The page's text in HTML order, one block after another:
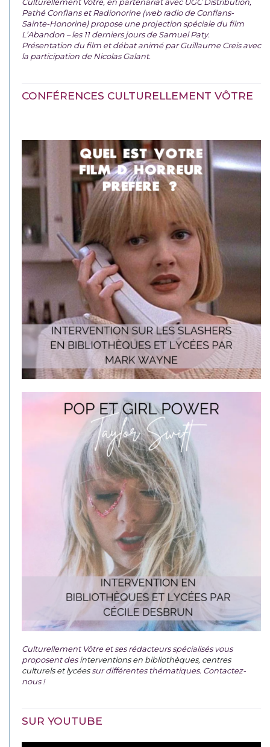
Pathé Conflans et Radionorine (web radio de Conflans-
Sainte-Honorine) propose une projection spéciale du film
L’Abandon – les 11 derniers jours de Samuel Paty.
Présentation du film et débat animé par Guillaume Creis avec
la participation de Nicolas Galant.
CONFÉRENCES CULTURELLEMENT VÔTRE
Culturellement Vôtre et ses rédacteurs spécialisés vous
proposent desinterventions en bibliothèques, centres
culturels et lycéessur différentes thématiques. Contactez-
nous !
SUR YOUTUBE